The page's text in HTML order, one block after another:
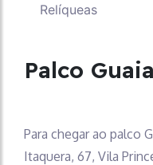
Relíqueas
Palco
Para chegar ao palco
Itaquera, 67, Vila